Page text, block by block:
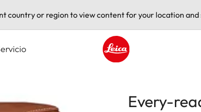
country or region to view content for your location and
Every-